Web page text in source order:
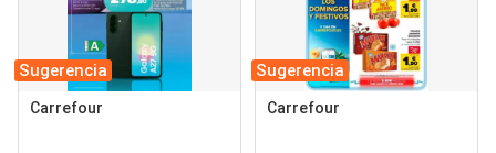
Sugerencia
Carrefour
Sugerencia
Carrefour